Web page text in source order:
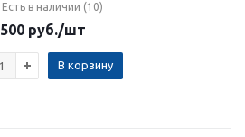
Есть в наличии (10)
500 руб./шт
В корзину